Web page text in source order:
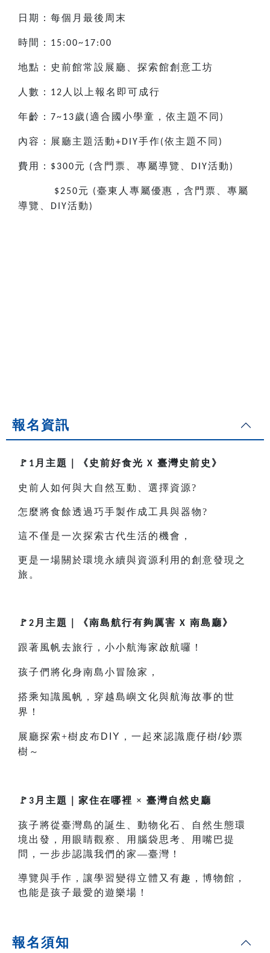
日期：每個月最後周末
時間： 15:00~17:00
地點：史前館常設展廳、探索館創意工坊
人數： 12 人以上報名即可成行
年齡： 7~13歲(適合國小學童，依主題不同 )
內容：展廳主題活動+DIY手作(依主題不同 )
費用： $300元 (含門票、專屬導覽、 DIY活動 )
$250元 (臺東人專屬優惠，含門票、專屬
導覽、 DIY活動 )
報名資訊
🚩 1 月主題｜ 《史前好食光 X 臺灣史前史》
史前人如何與大自然互動、選擇資源?
怎麼將食餘透過巧手製作成工具與器物?
這不僅是一次探索古代生活的機會，
更是一場關於環境永續與資源利用的創意發現之
旅。
🚩 2 月主題｜ 《南島航行有夠厲害 X 南島廳》
跟著風帆去旅行，小小航海家啟航囉！
孩子們將化身南島小冒險家，
搭乘知識風帆，穿越島嶼文化與航海故事的世
界！
展廳探索+樹皮布 DIY ，一起來認識鹿仔樹/鈔票
樹～
🚩 3 月主題｜ 家住在哪裡 × 臺灣自然史廳
孩子將從臺灣島的誕生、動物化石、自然生態環
境出發，用眼睛觀察、用腦袋思考、用嘴巴提
問，一步步認識我們的家—臺灣！
導覽與手作，讓學習變得立體又有趣，博物館，
也能是孩子最愛的遊樂場！
報名須知